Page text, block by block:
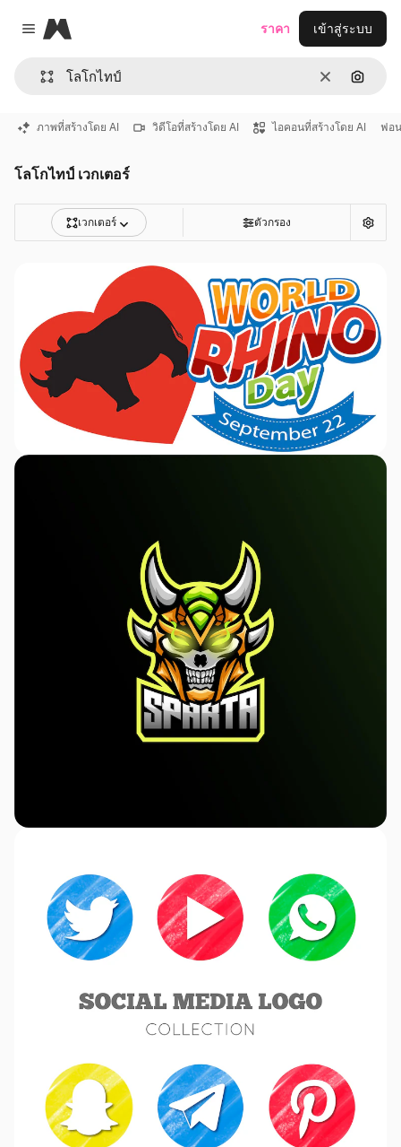
Close menu
Magnific
ชัดเจนค้นหา
ราคา เข้าสู่ระบบ
ภาพที่สร้างโดย AI วิดีโอที่สร้างโดย AI ไอคอนที่สร้างโดย AI ฟอ
โลโกไทป์ เวกเตอร์
เวกเตอร์ ตัวกรอง